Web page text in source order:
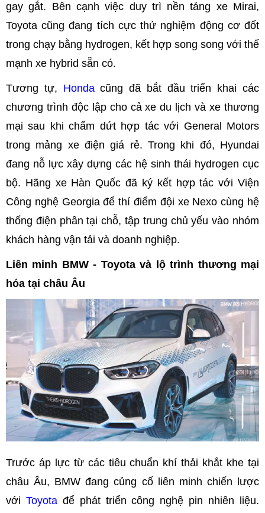
gay gắt. Bên cạnh việc duy trì nền tảng xe Mirai,
Toyota cũng đang tích cực thử nghiệm động cơ đốt
trong chạy bằng hydrogen, kết hợp song song với thế
mạnh xe hybrid sẵn có.
Tương tự, Hondacũng đã bắt đầu triển khai các
chương trình độc lập cho cả xe du lịch và xe thương
mại sau khi chấm dứt hợp tác với General Motors
trong mảng xe điện giá rẻ. Trong khi đó, Hyundai
đang nỗ lực xây dựng các hệ sinh thái hydrogen cục
bộ. Hãng xe Hàn Quốc đã ký kết hợp tác với Viện
Công nghệ Georgia để thí điểm đội xe Nexo cùng hệ
thống điện phân tại chỗ, tập trung chủ yếu vào nhóm
khách hàng vận tải và doanh nghiệp.
Liên minh BMW - Toyota và lộ trình thương mại
hóa tại châu Âu
Trước áp lực từ các tiêu chuẩn khí thải khắt khe tại
châu Âu, BMW đang củng cố liên minh chiến lược
với Toyota để phát triển công nghệ pin nhiên liệu.